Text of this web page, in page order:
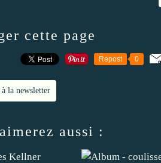
cette page
Repost 0
la newsletter
aussi :